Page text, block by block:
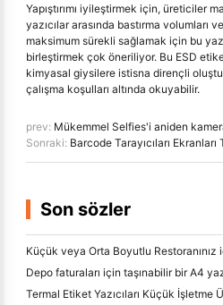
Yapıştırımı iyileştirmek için, üreticiler
yazıcılar arasında bastırma volumları
maksimum sürekli sağlamak için bu
birleştirmek çok öneriliyor. Bu ESD
kimyasal giysilere istisna dirençli
çalışma koşulları altında okuyabilir.
prev: Mükemmel Selfies'i aniden
Sonraki: Barcode Tarayıcıları Ekranları
Son sözler